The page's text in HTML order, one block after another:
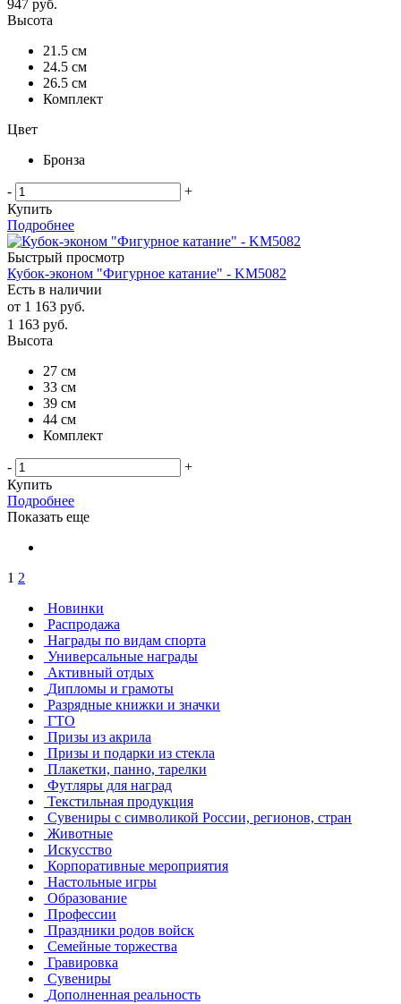
947 руб.
Высота
21.5 см
24.5 см
26.5 см
Комплект
Цвет
Бронза
-
+
Купить
Подробнее
Быстрый просмотр
Кубок-эконом "Фигурное катание" - KM5082
Есть в наличии
от 1 163 руб.
1 163 руб.
Высота
27 см
33 см
39 см
44 см
Комплект
-
+
Купить
Подробнее
Показать еще
1 2
Новинки
Распродажа
Награды по видам спорта
Универсальные награды
Активный отдых
Дипломы и грамоты
Разрядные книжки и значки
ГТО
Призы из акрила
Призы и подарки из стекла
Плакетки, панно, тарелки
Футляры для наград
Текстильная продукция
Сувениры с символикой России, регионов, стран
Животные
Искусство
Корпоративные мероприятия
Настольные игры
Образование
Профессии
Праздники родов войск
Семейные торжества
Гравировка
Сувениры
Дополненная реальность